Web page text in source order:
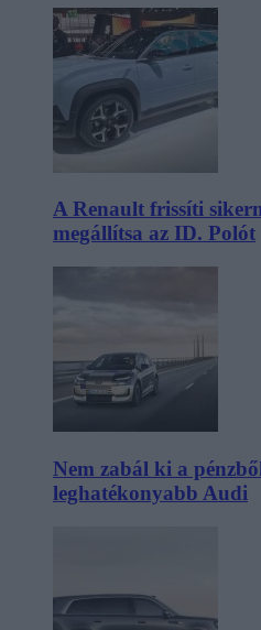
A Renault frissíti
megállítsa az ID. Polót
Nem zabál ki a
leghatékonyabb Audi